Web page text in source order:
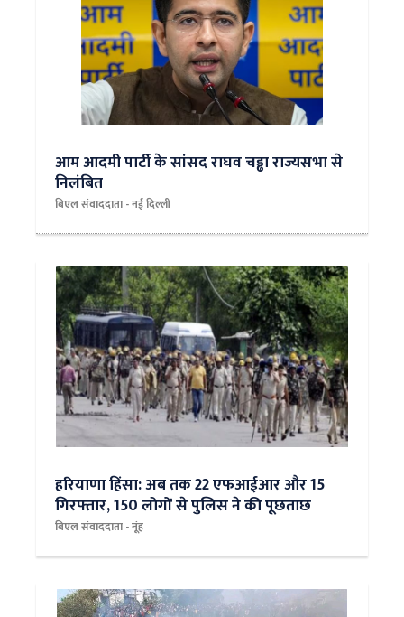
आम आदमी पार्टी के सांसद राघव चड्ढा राज्यसभा से
निलंबित
बिएल संवाददाता - नई दिल्ली
हरियाणा हिंसा: अब तक 22 एफआईआर और 15
गिरफ्तार, 150 लोगों से पुलिस ने की पूछताछ
बिएल संवाददाता - नूंह